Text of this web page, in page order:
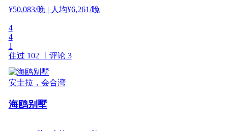
¥50,083/晚| 人均¥6,261/晚
4
4
1
住过 102 丨 评论 3
安圭拉，会合湾
海鸥别墅